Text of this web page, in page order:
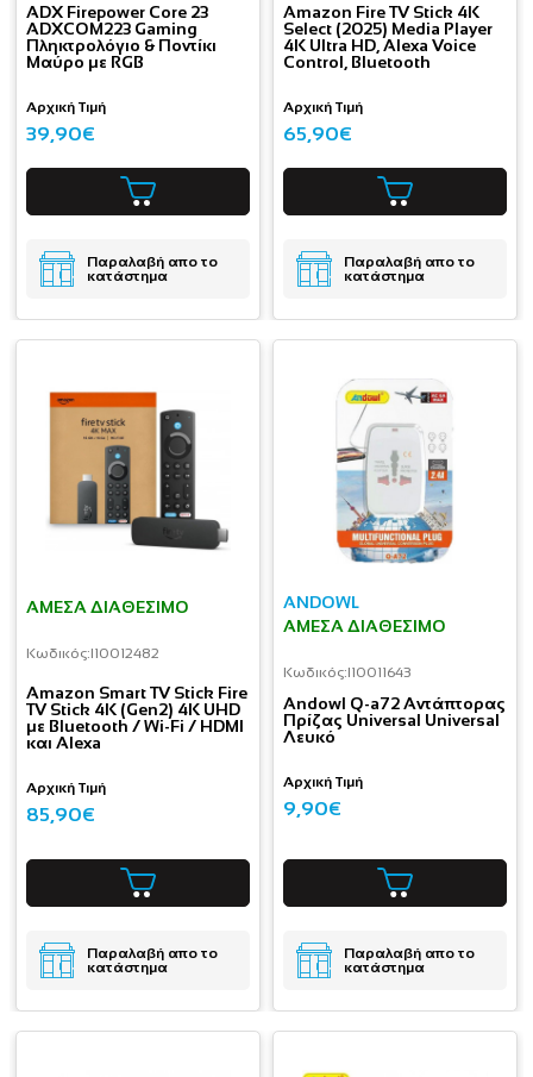
ADX Firepower Core 23
ADXCOM223 Gaming
Πληκτρολόγιο & Ποντίκι
Μαύρο με RGB
Αρχική Τιμή
39,90€
Παραλαβή απο το
κατάστημα
Amazon Fire TV Stick 4K
Select (2025) Media Player
4K Ultra HD, Alexa Voice
Control, Bluetooth
Αρχική Τιμή
65,90€
Παραλαβή απο το
κατάστημα
ΆΜΕΣΑ ΔΙΑΘΈΣΙΜΟ
Κωδικός:I10012482
Amazon Smart TV Stick Fire
TV Stick 4K (Gen2) 4K UHD
με Bluetooth / Wi-Fi / HDMI
και Alexa
Αρχική Τιμή
85,90€
Παραλαβή απο το
κατάστημα
ANDOWL
ΆΜΕΣΑ ΔΙΑΘΈΣΙΜΟ
Κωδικός:I10011643
Andowl Q-a72 Αντάπτορας
Πρίζας Universal Universal
Λευκό
Αρχική Τιμή
9,90€
Παραλαβή απο το
κατάστημα